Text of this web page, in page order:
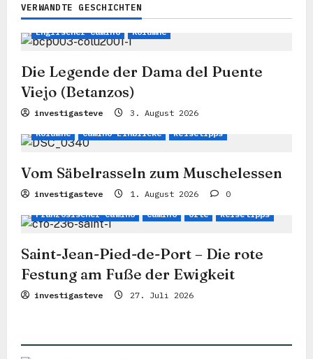
g
s
n
a
v
i
g
a
t
o
n
VERWANDTE GESCHICHTEN
Legenden, Mythen & Stories
Englischer Camino Kolumne
Die Legende der Dama del Puente
Viejo (Betanzos)
investigasteve
3. August 2026
Kolumne
Camino Einblicke Reisetipps
Vom Säbelrasseln zum Muschelessen
investigasteve 1. August 2026
0
Französischer Camino
Camino Orte Reisetipps
Saint-Jean-Pied-de-Port – Die rote
Festung am Fuße der Ewigkeit
investigasteve 27. Juli 2026